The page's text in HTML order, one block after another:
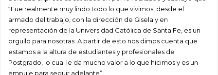
“Fue realmente muy lindo todo lo que vivimos, desde el
armado del trabajo, con la dirección de Gisela y en
representación de la Universidad Católica de Santa Fe, es un
orgullo para nosotras. A partir de esto nos dimos cuenta que
estamos a la altura de estudiantes y profesionales de
Postgrado, lo cual le da mucho valor a lo que hicimos y es un
empuje para seguir adelante”.